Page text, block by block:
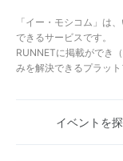
「イー・モシコム」は
できるサービスです。
RUNNETに掲載ができ
みを解決できるプラット
イベントを